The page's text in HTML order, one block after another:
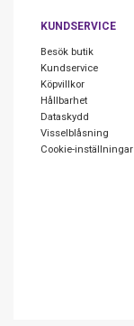
KUNDSERVICE
Besök butik
Kundservice
Köpvillkor
Hållbarhet
Dataskydd
Visselblåsning
Cookie-inställningar